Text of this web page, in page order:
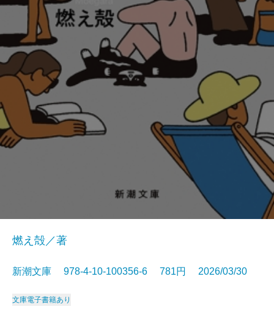
燃え殻／著
新潮文庫 978-4-10-100356-6 781円 2026/03/30
文庫電子書籍あり